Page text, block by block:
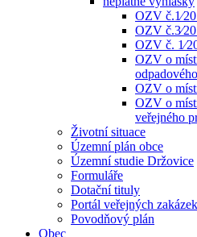
OZV
OZV
OZV č.
OZV o
OZV o
OZV o
veřejného
Životní situace
Územní plán obce
Územní studie Držovice
Formuláře
Dotační tituly
Portál veřejných zakázek
Povodňový plán
Obec